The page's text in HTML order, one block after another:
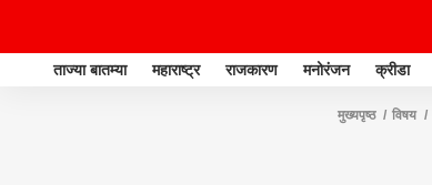
ताज्या बातम्या महाराष्ट्र राजकारण मनोरंजन क्रीडा
मुख्यपृष्ठ विषय